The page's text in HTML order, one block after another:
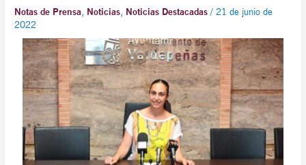
Notas de Prensa, Noticias, Noticias Destacadas /21 de junio de
2022